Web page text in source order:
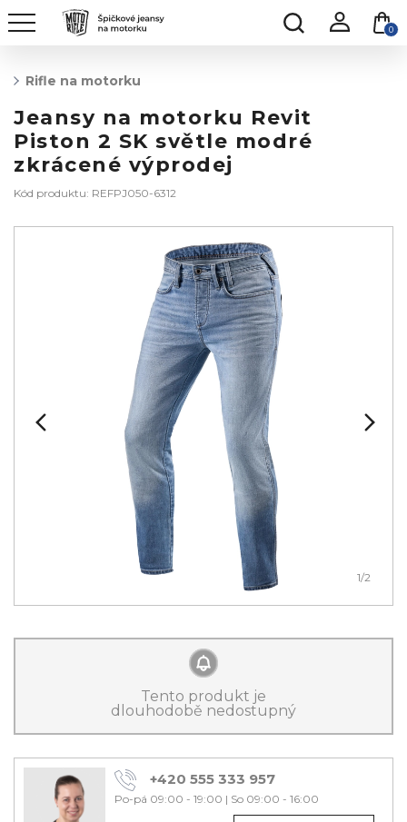
0
Rifle na motorku
Jeansy na motorku Revit
Piston 2 SK světle modré
zkrácené výprodej
Kód produktu: REFPJ050-6312
1/2
Tento produkt je
dlouhodobě nedostupný
+420 555 333 957
Po-pá 09:00 - 19:00 | So 09:00 - 16:00